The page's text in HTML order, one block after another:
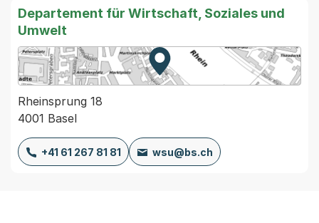
Departement für Wirtschaft, Soziales und
Umwelt
Zur Karte von MapBS.
Externer Link, wird in einem
Rheinsprung 18
4001 Basel
+41 61 267 81 81 wsu@bs.ch